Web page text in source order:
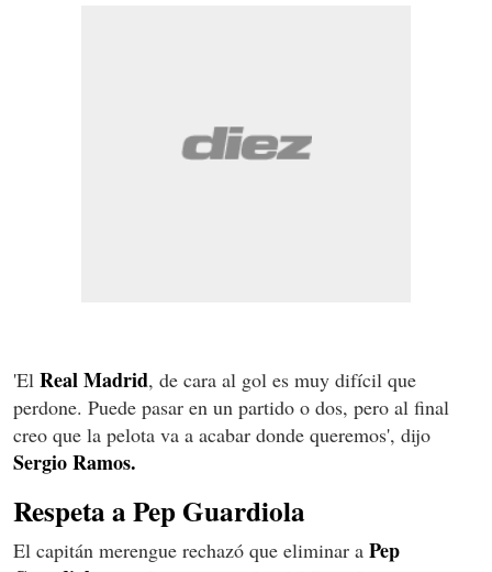
'El Real Madrid, de cara al gol es muy difícil que
perdone. Puede pasar en un partido o dos, pero al final
creo que la pelota va a acabar donde queremos', dijo
Sergio Ramos.
Respeta a Pep Guardiola
El capitán merengue rechazó que eliminar a Pep